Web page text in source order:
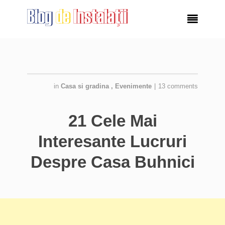

in Casa si gradina , Evenimente 13 comments
21 Cele Mai
Interesante Lucruri
Despre Casa Buhnici